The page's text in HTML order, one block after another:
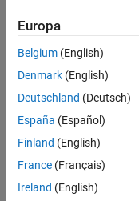
collapse all
Add Unit
Add a new unit
pm_adddimension(
Europa
Belgium (English)
Denmark (English)
Deutschland (Deutsch)
España (Español)
Finland (English)
France (Français)
Ireland (English)